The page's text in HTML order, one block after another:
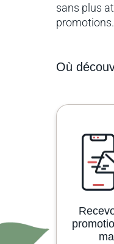
sans plus
promotions.
Où